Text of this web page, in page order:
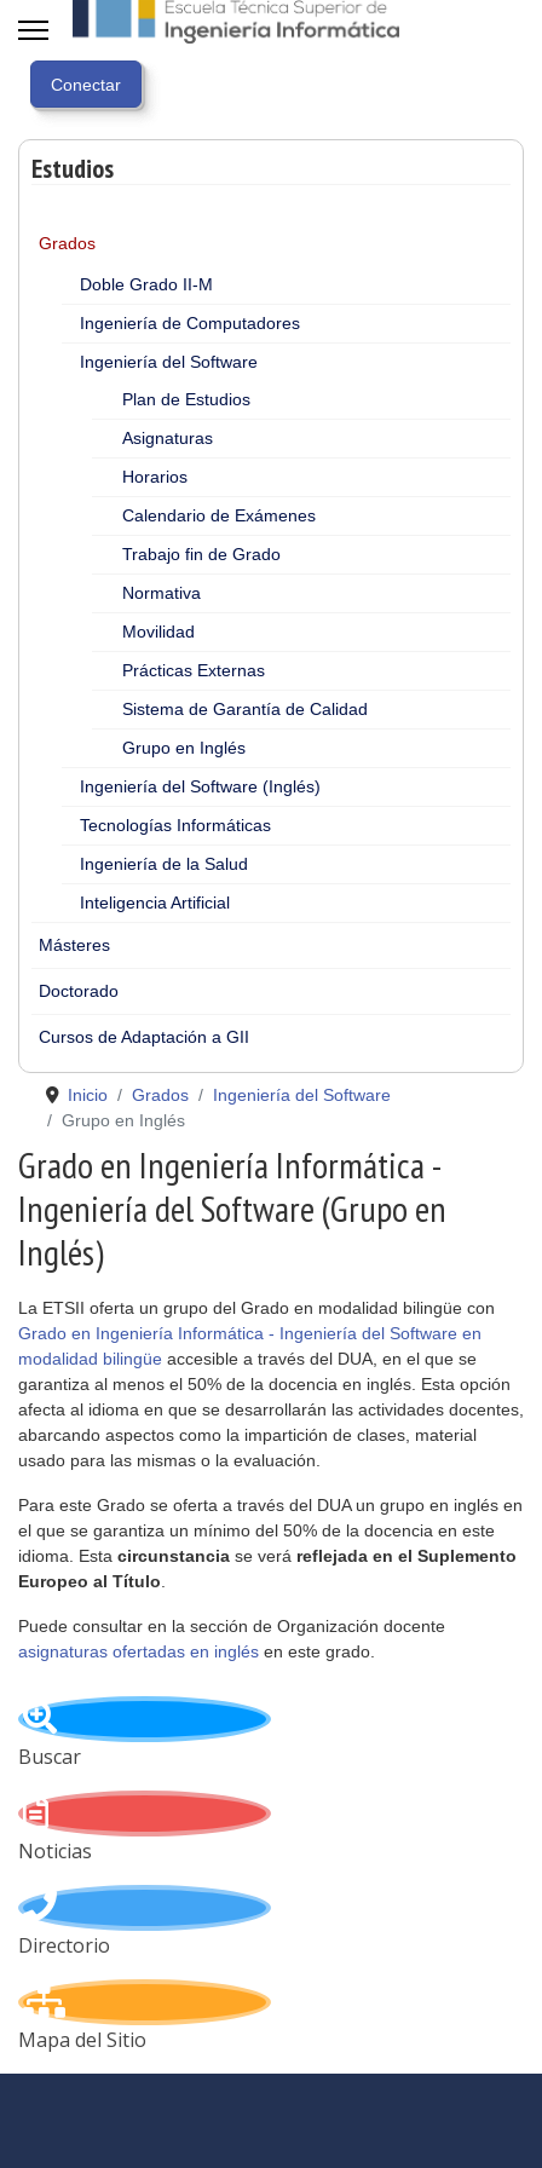
Estudios
Grados
Doble Grado II-M
Ingeniería de Computadores
Ingeniería del Software
Plan de Estudios
Asignaturas
Horarios
Calendario de Exámenes
Trabajo fin de Grado
Normativa
Movilidad
Prácticas Externas
Sistema de Garantía de Calidad
Grupo en Inglés
Ingeniería del Software (Inglés)
Tecnologías Informáticas
Ingeniería de la Salud
Inteligencia Artificial
Másteres
Doctorado
Cursos de Adaptación a GII
Inicio Grados
Ingeniería del Software
Grupo en Inglés
Grado en Ingeniería Informática -
Ingeniería del Software (Grupo en
Inglés)
La ETSII oferta un grupo del Grado en modalidad bilingüe con
Grado en Ingeniería Informática - Ingeniería del Software en
modalidad bilingüe accesible a través del DUA, en el que se
garantiza al menos el 50% de la docencia en inglés. Esta opción
afecta al idioma en que se desarrollarán las actividades docentes,
abarcando aspectos como la impartición de clases, material
usado para las mismas o la evaluación.
Para este Grado se oferta a través del DUA un grupo en inglés en
el que se garantiza un mínimo del 50% de la docencia en este
idioma. Esta circunstancia se verá reflejada en el Suplemento
Europeo al Título
Puede consultar en la sección de Organización docente
asignaturas ofertadas en inglés en este grado.
Buscar
Noticias
Directorio
Mapa del Sitio